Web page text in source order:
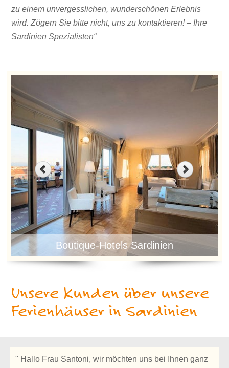
zu einem unvergesslichen, wunderschönen Erlebnis
wird. Zögern Sie bitte nicht, uns zu kontaktieren! – Ihre
Sardinien Spezialisten“
Boutique-Hotels Sardinien
Unsere Kunden über unsere
Ferienhäuser in Sardinien
" Hallo Frau Santoni, wir möchten uns bei Ihnen ganz